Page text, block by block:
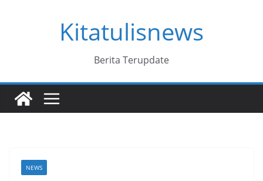
Kitatulisnews
Berita Terupdate
NEWS